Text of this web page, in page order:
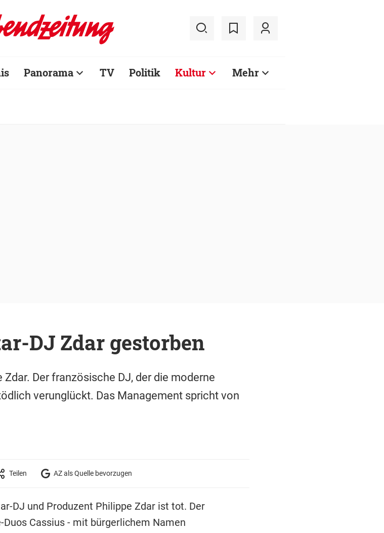
Panorama TV Politik Kultur Mehr
DJ Zdar gestorben
Der französische DJ, der die moderne
verunglückt. Das Management spricht von
Teilen AZ als Quelle bevorzugen
DJ und Produzent Philippe Zdar ist tot. Der
Duos Cassius - mit bürgerlichem Namen